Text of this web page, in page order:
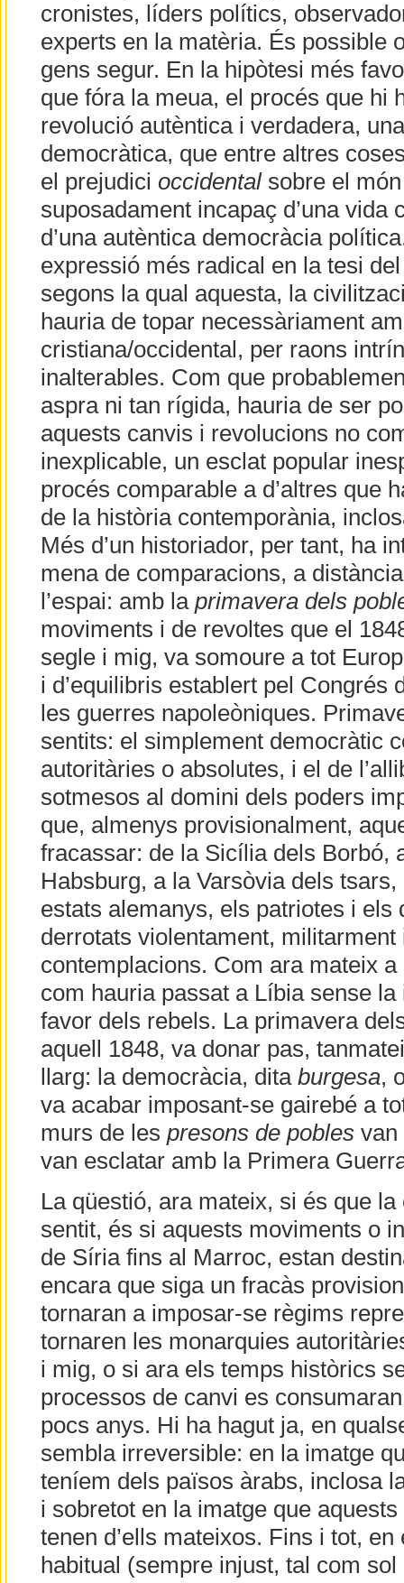
cronistes, líders polítics,
experts en la matèria. És possible
gens segur. En la hipòtesi més
que fóra la meua, el procés que hi
revolució autèntica i verdadera,
democràtica, que entre altres
el prejudici occidentalsobre el
suposadament incapaç d’una vida
d’una autèntica democràcia
expressió més radical en la tesi
segons la qual aquesta, la
hauria de topar necessàriament
cristiana/occidental, per raons
inalterables. Com que
aspra ni tan rígida, hauria de ser
aquests canvis i revolucions no
inexplicable, un esclat popular
procés comparable a d’altres que
de la història contemporània,
Més d’un historiador, per tant, ha
mena de comparacions, a
l’espai: amb la primavera dels
moviments i de revoltes que el
segle i mig, va somoure a tot
i d’equilibris establert pel Congrés
les guerres napoleòniques.
sentits: el simplement democràtic
autoritàries o absolutes, i el de
sotmesos al domini dels poders
que, almenys provisionalment,
fracassar: de la Sicília dels Borbó,
Habsburg, a la Varsòvia dels
estats alemanys, els patriotes i els
derrotats violentament, militarment
contemplacions. Com ara mateix
com hauria passat a Líbia sense
favor dels rebels. La primavera
aquell 1848, va donar pas,
llarg: la democràcia, dita burgesa,
va acabar imposant-se gairebé a
murs de les presons de poblesvan
van esclatar amb la Primera
La qüestió, ara mateix, si és que
sentit, és si aquests moviments o
de Síria fins al Marroc, estan
encara que siga un fracàs
tornaran a imposar-se règims
tornaren les monarquies
i mig, o si ara els temps històrics
processos de canvi es
pocs anys. Hi ha hagut ja, en
sembla irreversible: en la imatge
teníem dels països àrabs, inclosa
i sobretot en la imatge que
tenen d’ells mateixos. Fins i tot,
habitual (sempre injust, tal com